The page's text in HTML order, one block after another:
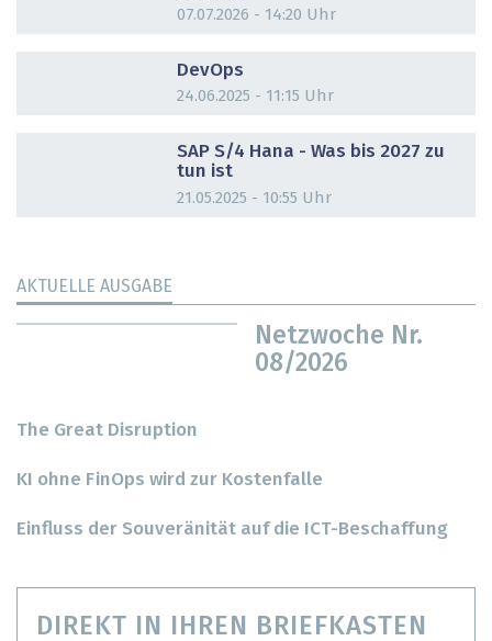
07.07.2026 - 14:20 Uhr
DevOps
24.06.2025 - 11:15 Uhr
SAP S/4 Hana - Was bis 2027 zu
tun ist
21.05.2025 - 10:55 Uhr
AKTUELLE AUSGABE
Netzwoche Nr.
08/2026
The Great Disruption
KI ohne FinOps wird zur Kostenfalle
Einfluss der Souveränität auf die ICT-Beschaffung
DIREKT IN IHREN BRIEFKASTEN